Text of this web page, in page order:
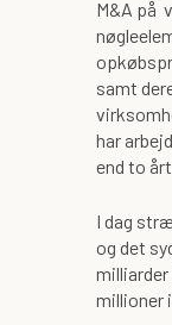
M&A på
samt
har
end to
I dag
og det
milliarder
millioner